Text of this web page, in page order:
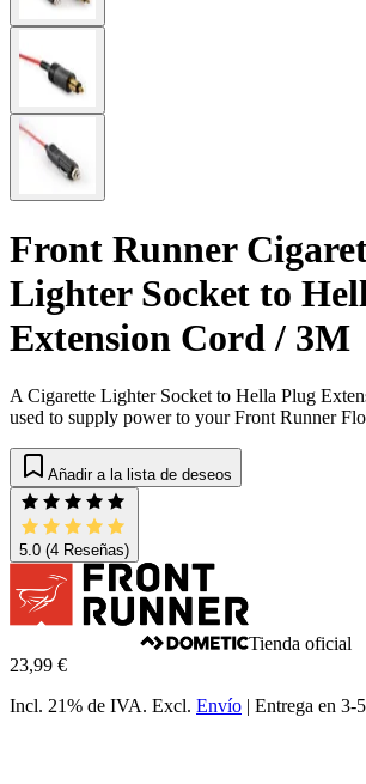
Front Runner
Lighter Socket to
Extension Cord / 3M
A Cigarette Lighter Socket to Hella Plug
used to supply power to your Front Runner
Añadir a la lista de deseos
5.0 (4 Reseñas)
Tienda oficial
23,99 €
Incl. 21% de IVA. Excl. Envío | Entrega en 3-